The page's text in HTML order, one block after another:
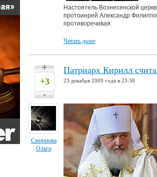
Настоятель Вознесенской
протоиерей Александр
противоречивая.
Читать далее
+
+3
-
Патриарх Кирилл
23 декабря 2009 года в 23:30
Смирнова
Ольга